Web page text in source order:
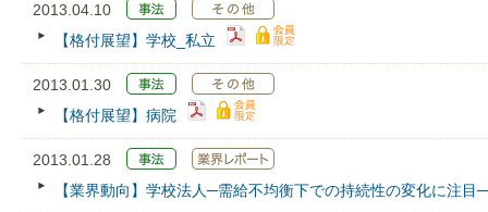
2013.04.10
【格付展望】学校_私立
2013.01.30
【格付展望】病院
2013.01.28
【業界動向】学校法人─需給不均衡下での持続性の変化に注目─